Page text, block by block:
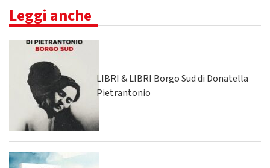
Leggi anche
LIBRI & LIBRI Borgo Sud di Donatella
Pietrantonio